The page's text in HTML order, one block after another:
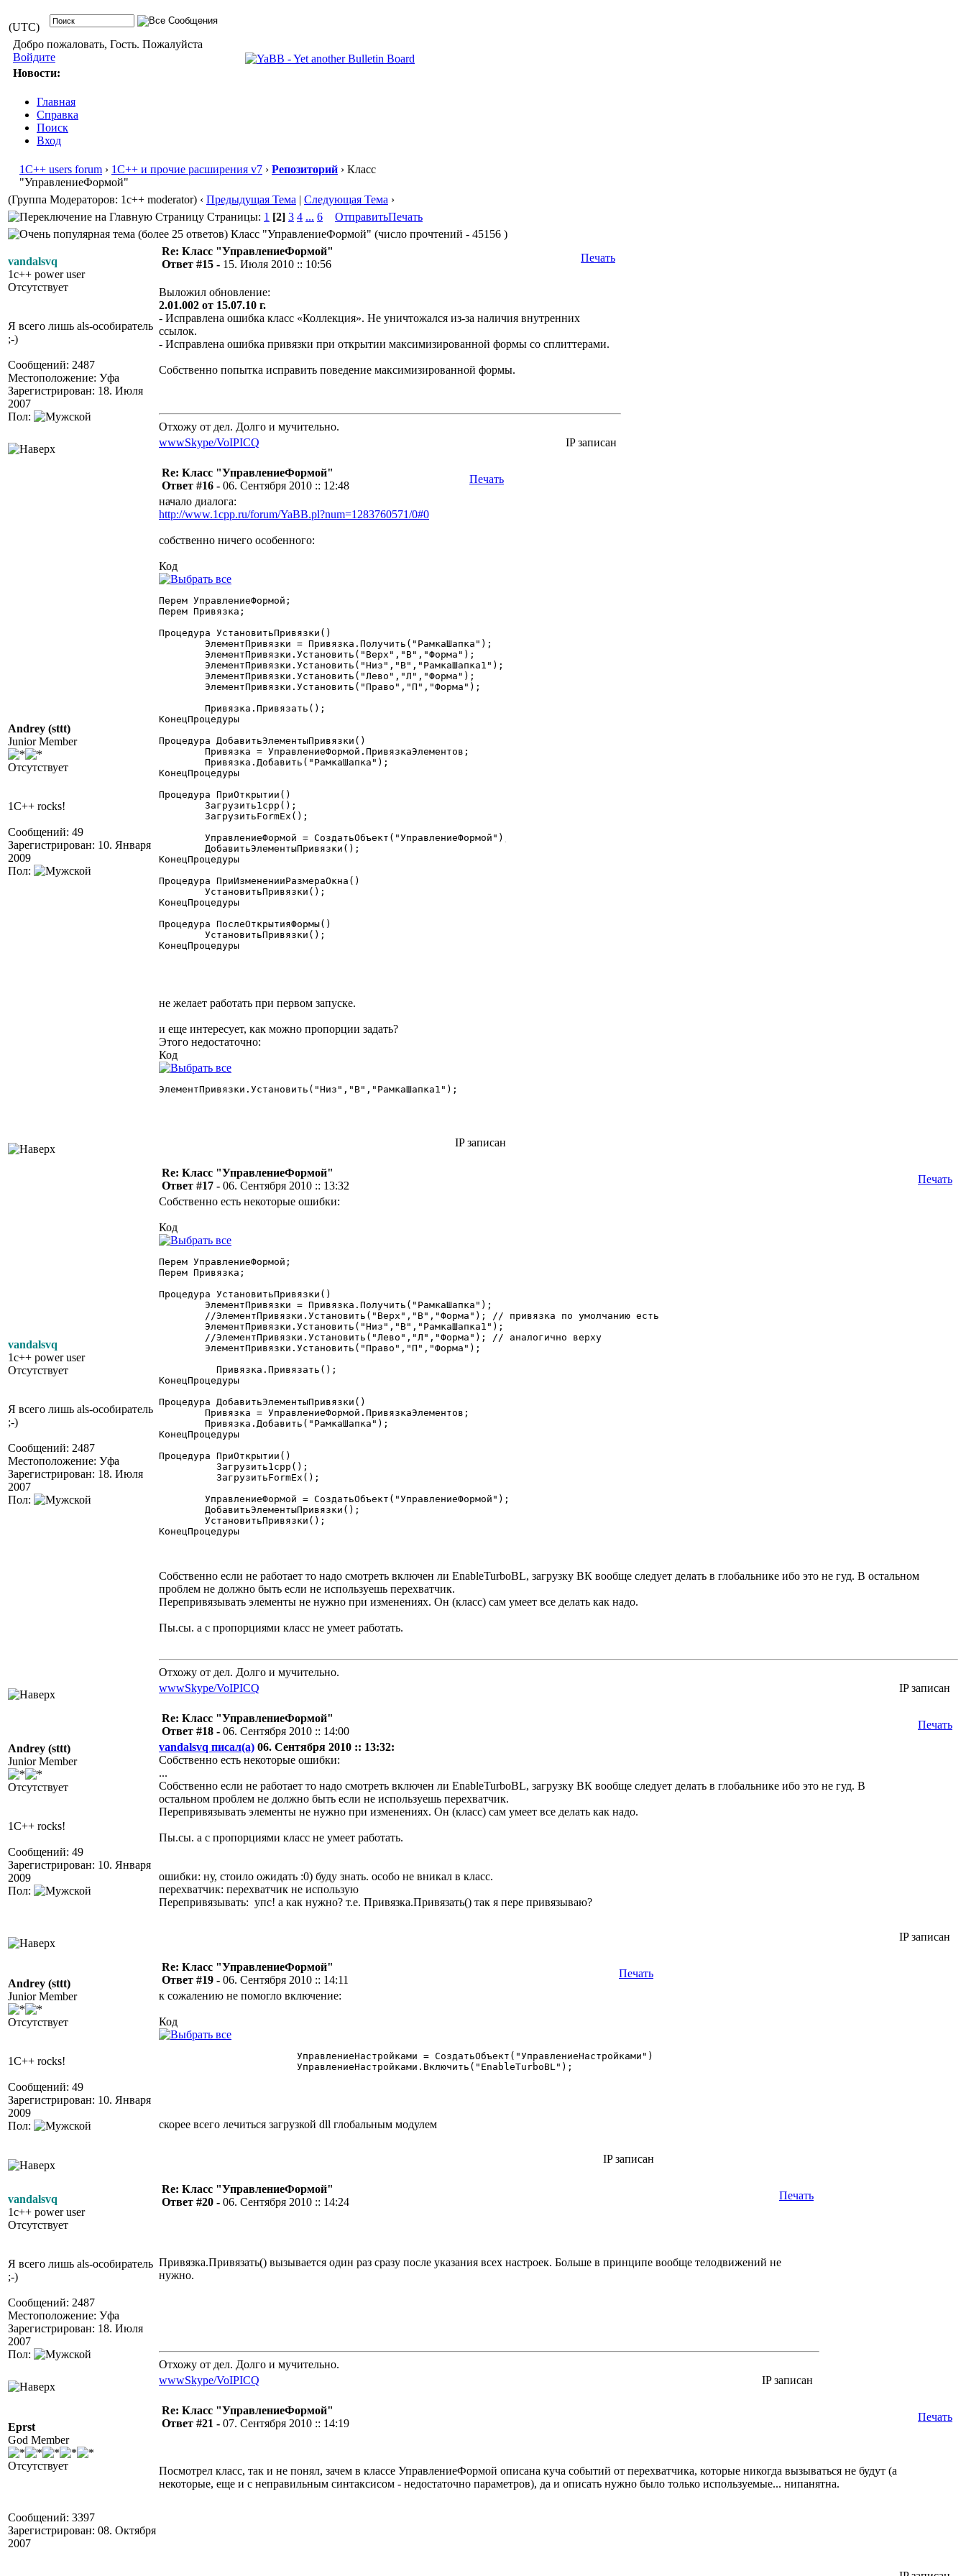
(UTC)
Добро пожаловать, Гость. Пожалуйста
Войдите
Новости:
Главная
Справка
Поиск
Вход
1С++ users forum › 1С++ и прочие расширения v7 › Репозиторий › Класс
"УправлениеФормой"
(Группа Модераторов: 1c++ moderator) ‹ Предыдущая Тема | Следующая Тема ›
Страницы: 1 [2] 3 4 ... 6 ОтправитьПечать
Класс "УправлениеФормой" (число прочтений - 45156 )
vandalsvq
1c++ power user
Отсутствует
Я всего лишь als-особиратель
;-)
Сообщений: 2487
Местоположение: Уфа
Зарегистрирован: 18. Июля
2007
Пол:
Re: Класс "УправлениеФормой"
Ответ #15 - 15. Июля 2010 :: 10:56
Печать
Выложил обновление:
2.01.002 от 15.07.10 г.
- Исправлена ошибка класс «Коллекция». Не уничтожался из-за наличия внутренних
ссылок.
- Исправлена ошибка привязки при открытии максимизированной формы со сплиттерами.
Собственно попытка исправить поведение максимизированной формы.
Отхожу от дел. Долго и мучительно.
wwwSkype/VoIPICQ IP записан
Andrey (sttt)
Junior Member
Отсутствует
1C++ rocks!
Сообщений: 49
Зарегистрирован: 10. Января
2009
Пол:
Re: Класс "УправлениеФормой"
Ответ #16 - 06. Сентября 2010 :: 12:48
Печать
начало диалога:
http://www.1cpp.ru/forum/YaBB.pl?num=1283760571/0#0
собственно ничего особенного:
Код
Перем УправлениеФормой;
Перем Привязка;
Процедура УстановитьПривязки()
Привязка.Привязать();
КонецПроцедуры
Процедура ДобавитьЭлементыПривязки()
КонецПроцедуры
Процедура ПриОткрытии()
Загрузить1cpp();
ЗагрузитьFormEx();
КонецПроцедуры
Процедура ПриИзмененииРазмераОкна()
КонецПроцедуры
Процедура ПослеОткрытияФормы()
КонецПроцедуры
не желает работать при первом запуске.
и еще интересует, как можно пропорции задать?
Этого недостаточно:
Код
ЭлементПривязки.Установить("Низ","В","РамкаШапка1");
IP записан
vandalsvq
1c++ power user
Отсутствует
Я всего лишь als-особиратель
;-)
Сообщений: 2487
Местоположение: Уфа
Зарегистрирован: 18. Июля
2007
Пол:
Re: Класс "УправлениеФормой"
Ответ #17 - 06. Сентября 2010 :: 13:32
Печать
Собственно есть некоторые ошибки:
Код
Перем УправлениеФормой;
Перем Привязка;
Процедура УстановитьПривязки()
КонецПроцедуры
Процедура ДобавитьЭлементыПривязки()
КонецПроцедуры
Процедура ПриОткрытии()
КонецПроцедуры
Собственно если не работает то надо смотреть включен ли EnableTurboBL, загрузку ВК вообще следует делать в глобальнике ибо это не гуд. В остальном
проблем не должно быть если не используешь перехватчик.
Перепривязывать элементы не нужно при изменениях. Он (класс) сам умеет все делать как надо.
Пы.сы. а с пропорциями класс не умеет работать.
Отхожу от дел. Долго и мучительно.
wwwSkype/VoIPICQ IP записан
Andrey (sttt)
Junior Member
Отсутствует
1C++ rocks!
Сообщений: 49
Зарегистрирован: 10. Января
2009
Пол:
Re: Класс "УправлениеФормой"
Ответ #18 - 06. Сентября 2010 :: 14:00
Печать
vandalsvq писал(а) 06. Сентября 2010 :: 13:32:
Собственно есть некоторые ошибки:
...
Собственно если не работает то надо смотреть включен ли EnableTurboBL, загрузку ВК вообще следует делать в глобальнике ибо это не гуд. В
остальном проблем не должно быть если не используешь перехватчик.
Перепривязывать элементы не нужно при изменениях. Он (класс) сам умеет все делать как надо.
Пы.сы. а с пропорциями класс не умеет работать.
ошибки: ну, стоило ожидать :0) буду знать. особо не вникал в класс.
перехватчик: перехватчик не использую
Перепривязывать: упс! а как нужно? т.е. Привязка.Привязать() так я пере привязываю?
IP записан
Andrey (sttt)
Junior Member
Отсутствует
1C++ rocks!
Сообщений: 49
Зарегистрирован: 10. Января
2009
Пол:
Re: Класс "УправлениеФормой"
Ответ #19 - 06. Сентября 2010 :: 14:11
Печать
к сожалению не помогло включение:
Код
скорее всего лечиться загрузкой dll глобальным модулем
IP записан
vandalsvq
1c++ power user
Отсутствует
Я всего лишь als-особиратель
;-)
Сообщений: 2487
Местоположение: Уфа
Зарегистрирован: 18. Июля
2007
Пол:
Re: Класс "УправлениеФормой"
Ответ #20 - 06. Сентября 2010 :: 14:24
Печать
Привязка.Привязать() вызывается один раз сразу после указания всех настроек. Больше в принципе вообще телодвижений не
нужно.
Отхожу от дел. Долго и мучительно.
wwwSkype/VoIPICQ IP записан
Eprst
God Member
Отсутствует
Сообщений: 3397
Зарегистрирован: 08. Октября
2007
Re: Класс "УправлениеФормой"
Ответ #21 - 07. Сентября 2010 :: 14:19
Печать
Посмотрел класс, так и не понял, зачем в классе УправлениеФормой описана куча событий от перехватчика, которые никогда вызываться не будут (а
некоторые, еще и с неправильным синтаксисом - недостаточно параметров), да и описать нужно было только используемые... нипанятна.